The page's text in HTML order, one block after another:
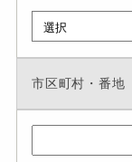
市区町村・番地